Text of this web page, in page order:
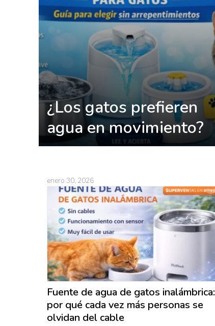
¿Los gatos prefieren
agua en movimiento?
enero 30, 2026
Fuente de agua de gatos inalámbrica:
por qué cada vez más personas se
olvidan del cable